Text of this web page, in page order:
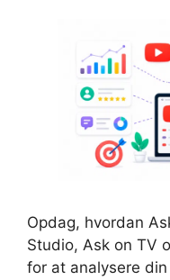
Opdag, hvordan
Studio, Ask on TV
for at analysere